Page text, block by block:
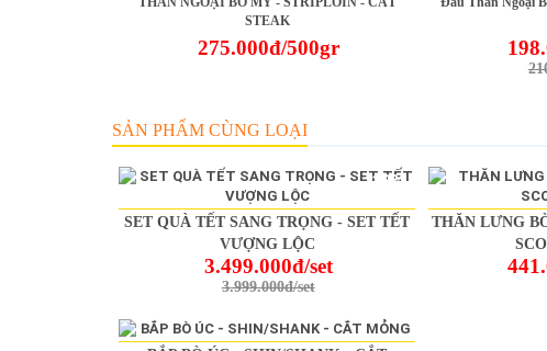
STEAK
275.000đ/500gr
SẢN PHẨM CÙNG LOẠI
SET QUÀ TẾT SANG TRỌNG - SET TẾT
VƯỢNG LỘC
3.499.000đ/set
3.999.000đ/set
-13%
THĂN LƯNG